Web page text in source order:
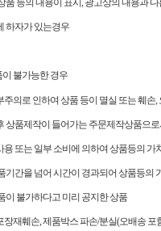
품 등의 내용이 표시, 광고상의 내용과
하자가 있는경우
이 불가능한 경우
주의로 인하여 상품 등이 멸실 또는 훼
상품제작이 들어가는 주문제작상품으
용 또는 일부 소비에 의하여 상품등의 가
기간을 넘어 시간이 경과되어 상품등의
이 불가하다고 미리 공지한 상품
장재훼손, 제품박스 파손/분실(오배송 포